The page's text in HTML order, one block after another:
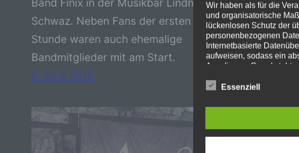
Schwaz. Neben Fans der ersten
Stunde waren auch ehemalige
Bandmitglieder mit am Start.
6. April 2018
Wir haben als für die
und organisatorische
lückenlosen Schutz der
personenbezogenen
Internetbasierte
aufweisen, sodass ein
Aus diesem Grund steht
telefonisch, an uns zu
Die
Begrifflichkeiten,
Essenziell